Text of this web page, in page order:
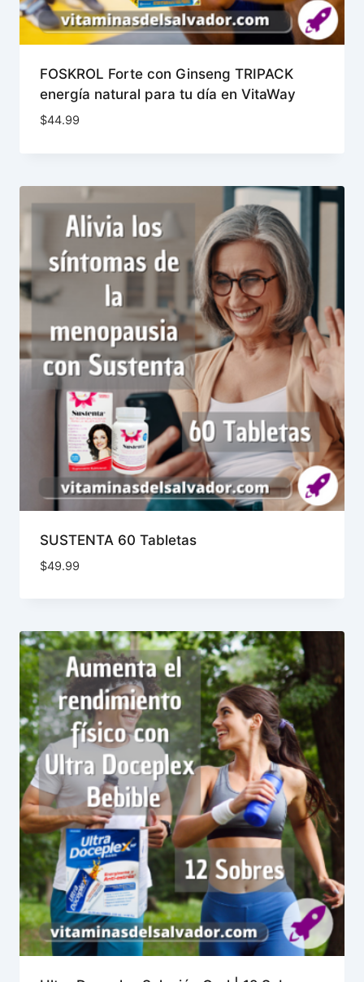
FOSKROL Forte con Ginseng TRIPACK
energía natural para tu día en VitaWay
$44.99
SUSTENTA 60 Tabletas
$49.99